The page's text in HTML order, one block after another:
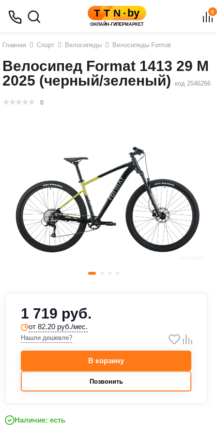
0
Главная Спорт Велосипеды Велосипеды Format
Велосипед Format 1413 29 M
2025 (черный/зеленый)
код 2546266
0
1 719 руб.
от 82.20 руб./мес.
Нашли дешевле?
В корзину
Позвонить
Наличие: есть